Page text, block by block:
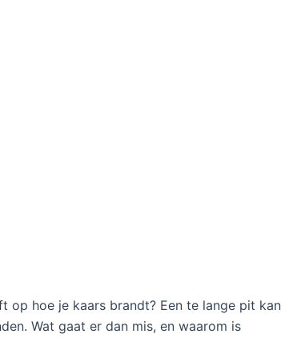
op hoe je kaars brandt? Een te lange pit kan
Wat gaat er dan mis, en waarom is